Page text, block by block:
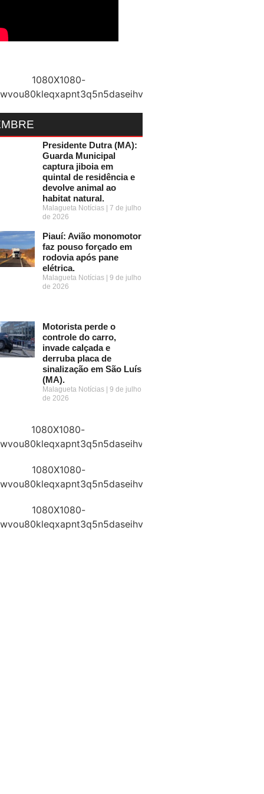
Presidente Dutra (MA):
Guarda Municipal
captura jiboia em
quintal de residência e
devolve animal ao
habitat natural.
Malagueta Notícias
7 de julho
de 2026
Piauí: Avião monomotor
faz pouso forçado em
rodovia após pane
elétrica.
Malagueta Notícias
9 de julho
de 2026
Motorista perde o
controle do carro,
invade calçada e
derruba placa de
sinalização em São Luís
(MA).
Malagueta Notícias
9 de julho
de 2026